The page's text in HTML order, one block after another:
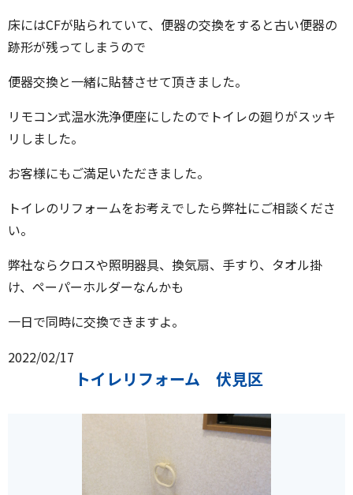
床にはCFが貼られていて、便器の交換をすると古い便器の
跡形が残ってしまうので
便器交換と一緒に貼替させて頂きました。
リモコン式温水洗浄便座にしたのでトイレの廻りがスッキ
リしました。
お客様にもご満足いただきました。
トイレのリフォームをお考えでしたら弊社にご相談くださ
い。
弊社ならクロスや照明器具、換気扇、手すり、タオル掛
け、ペーパーホルダーなんかも
一日で同時に交換できますよ。
2022/02/17
トイレリフォーム 伏見区